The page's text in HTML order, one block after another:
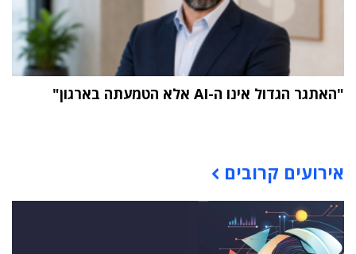
"האתגר הגדול אינו ה-AI אלא הטמעתה בארגון"
אירועים קרובים